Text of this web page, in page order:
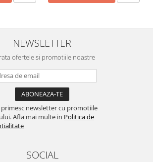
NEWSLETTER
ofertele si promotiile noastre
primesc newsletter cu promotiile
Afla mai multe in Politica de
SOCIAL